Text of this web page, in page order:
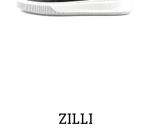
ZILLI